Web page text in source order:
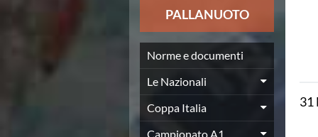
News
Europei a modo Mei
Nuoto
Eventi attività agonistica
Calendario nazionale
Norme e documenti
Risultati e Classifiche
PALLANUOTO
Norme e documenti
Le Nazionali
Coppa Italia
Campionato A1
31